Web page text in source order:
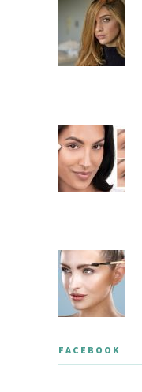
FACEBOOK